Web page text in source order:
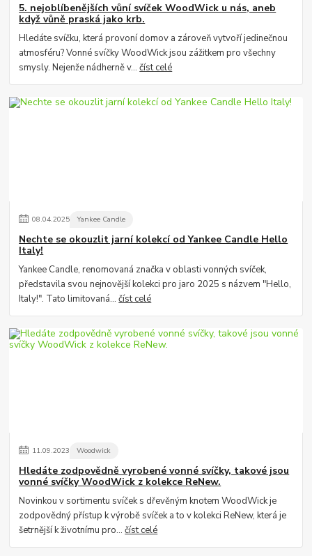
5. nejoblíbenějších vůní svíček WoodWick u nás, aneb
když vůně praská jako krb.
Hledáte svíčku, která provoní domov a zároveň vytvoří jedinečnou
atmosféru? Vonné svíčky WoodWick jsou zážitkem pro všechny
smysly. Nejenže nádherně v...číst celé
08.04.2025 Yankee Candle
Nechte se okouzlit jarní kolekcí od Yankee Candle Hello
Italy!
Yankee Candle, renomovaná značka v oblasti vonných svíček,
představila svou nejnovější kolekci pro jaro 2025 s názvem "Hello,
Italy!". Tato limitovaná...číst celé
11.09.2023 Woodwick
Hledáte zodpovědně vyrobené vonné svíčky, takové jsou
vonné svíčky WoodWick z kolekce ReNew.
Novinkou v sortimentu svíček s dřevěným knotem WoodWick je
zodpovědný přístup k výrobě svíček a to v kolekci ReNew, která je
šetrnější k životnímu pro...číst celé